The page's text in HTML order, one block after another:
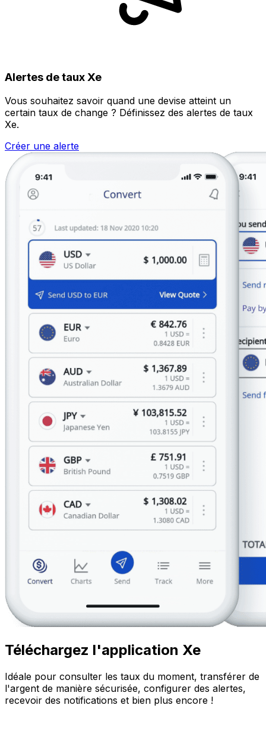
Alertes de taux Xe
Vous souhaitez savoir quand une devise atteint un
certain taux de change ? Définissez des alertes de taux
Xe.
Créer une alerte
Téléchargez l'application Xe
Idéale pour consulter les taux du moment, transférer de
l'argent de manière sécurisée, configurer des alertes,
recevoir des notifications et bien plus encore !